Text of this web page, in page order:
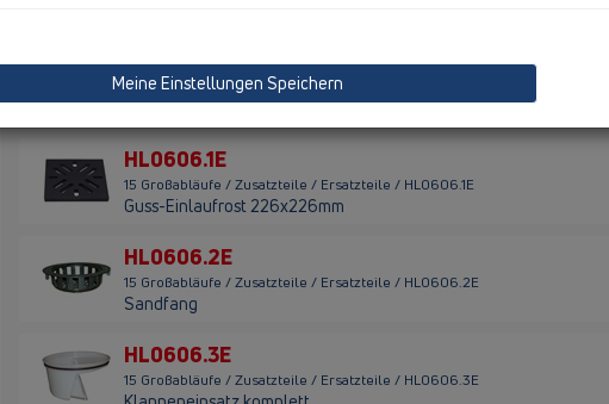
HL0605.5E
15 Großabläufe / Zusatzteile / Ersatzteile / HL0605.5E
Liko-Schrauben M6x30mm (2 Stk.)
HL0606.1E
15 Großabläufe / Zusatzteile / Ersatzteile / HL0606.1E
Guss-Einlaufrost 226x226mm
HL0606.2E
15 Großabläufe / Zusatzteile / Ersatzteile / HL0606.2E
Sandfang
HL0606.3E
15 Großabläufe / Zusatzteile / Ersatzteile / HL0606.3E
Meine Einstellungen Speichern